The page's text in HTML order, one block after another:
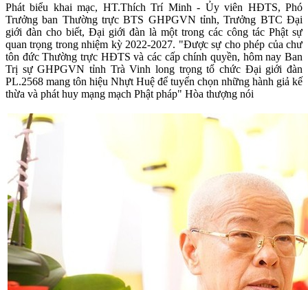
Phát biểu khai mạc, HT.Thích Trí Minh - Ủy viên HĐTS, Phó
Trưởng ban Thường trực BTS GHPGVN tỉnh, Trưởng BTC Đại
giới đàn cho biết, Đại giới đàn là một trong các công tác Phật sự
quan trọng trong nhiệm kỳ 2022-2027. "Được sự cho phép của chư
tôn đức Thường trực HĐTS và các cấp chính quyền, hôm nay Ban
Trị sự GHPGVN tỉnh Trà Vinh long trọng tổ chức Đại giới đàn
PL.2568 mang tôn hiệu Nhựt Huệ để tuyển chọn những hành giả kế
thừa và phát huy mạng mạch Phật pháp" Hòa thượng nói